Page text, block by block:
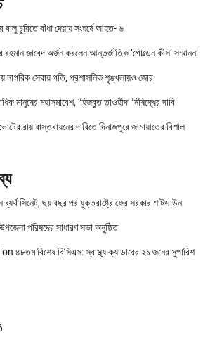
বালু চুরিতে বাঁধা দেয়ায় সংঘর্ষে আহত- ৬
রহমান জাবেদ অর্জন করলেন আন্তর্জাতিক ‘গোল্ডেন কীস’ সম্মাননা
নাগরিক সেবায় গতি, প্রশাসনিক শৃঙ্খলায়ও জোর
মানুষের মহাসমাবেশ, ‘হিজবুত তাওহীদ’ নিষিদ্ধের দাবি
রায় বাস্তবায়নের দাবিতে দিনাজপুরে জামায়াতের বিশাল
ব্যর্থ সিনেট, ছয় বছর পর যুক্তরাষ্ট্রে ফের সরকার শাটডাউন
পরিষদের সাধারণ সভা অনুষ্ঠিত
on ৪৮তম বিশেষ বিসিএস: স্বাস্থ্য ক্যাডারের ২১ জনের সুপারিশ